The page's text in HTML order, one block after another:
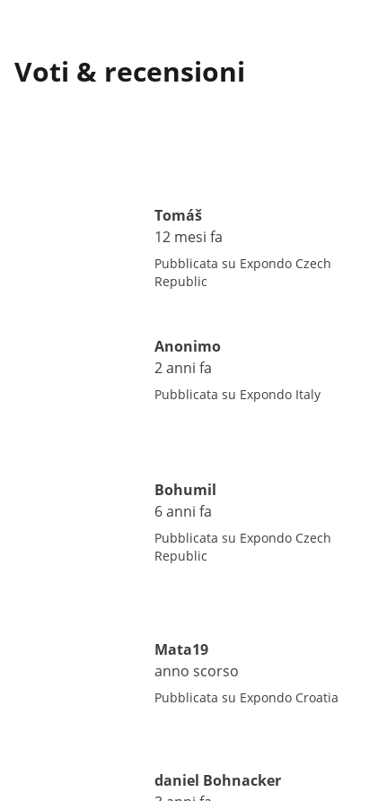
Voti & recensioni
Tomáš
12 mesi fa
Pubblicata su Expondo Czech
Republic
Anonimo
2 anni fa
Pubblicata su Expondo Italy
Bohumil
6 anni fa
Pubblicata su Expondo Czech
Republic
Mata19
anno scorso
Pubblicata su Expondo Croatia
daniel Bohnacker